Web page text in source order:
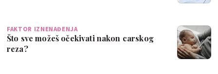
FAKTOR IZNENAĐENJA
Što sve možeš očekivati nakon carskog
reza?